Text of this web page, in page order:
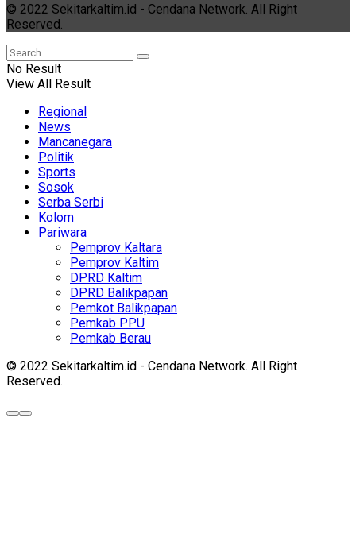
© 2022 Sekitarkaltim.id - Cendana Network. All Right
Reserved.
No Result
View All Result
Regional
News
Mancanegara
Politik
Sports
Sosok
Serba Serbi
Kolom
Pariwara
Pemprov Kaltara
Pemprov Kaltim
DPRD Kaltim
DPRD Balikpapan
Pemkot Balikpapan
Pemkab PPU
Pemkab Berau
© 2022 Sekitarkaltim.id - Cendana Network. All Right
Reserved.